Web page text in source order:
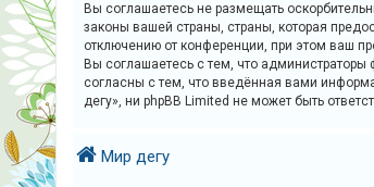
Т
е
м
ы
б
е
з
Вы соглашаетесь не размещать
законы вашей страны, страны, которая
отключению от конференции, при этом ваш
Вы соглашаетесь с тем, что
согласны с тем, что введённая вами
дегу», ни phpBB Limited не может быть
Мир дегу